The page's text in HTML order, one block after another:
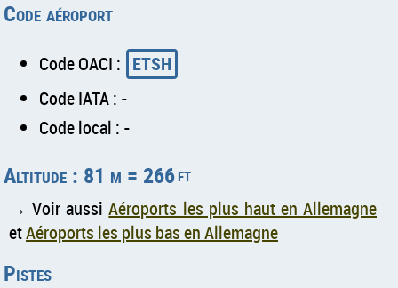
Code aéroport
Code OACI : ETSH
Code IATA : -
Code local : -
Altitude : 81 m = 266ft
→ Voir aussiAéroports les plus haut en Allemagne
etAéroports les plus bas en Allemagne
Pistes